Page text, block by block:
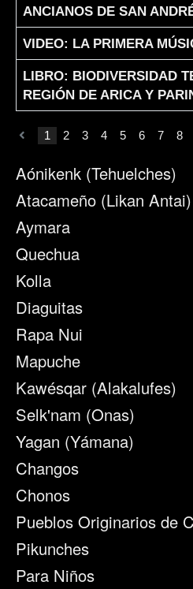
ANCIANOS DE SAN
VIDEO: LA PRIMERA
LIBRO: BIODIVERSIDAD
REGIÓN DE ARICA Y
1 2 3 4 5 6 7 8
Aónikenk (Tehuelches)
Atacameño (Likan Antai)
Aymara
Quechua
Kolla
Diaguitas
Rapa Nui
Mapuche
Kawésqar (Alakalufes)
Selk'nam (Onas)
Yagan (Yámana)
Changos
Chonos
Pueblos Originarios de
Pikunches
Para Niños